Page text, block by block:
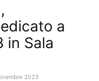
a
in Sala
2023